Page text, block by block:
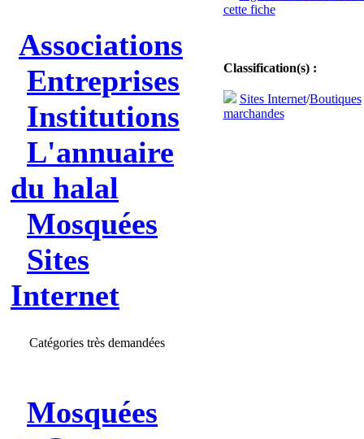
Associations
Entreprises
Institutions
L'annuaire
du halal
Mosquées
Sites
Internet
Catégories très demandées
Mosquées
cette fiche
Classification(s) :
Sites Internet/Boutiques
marchandes